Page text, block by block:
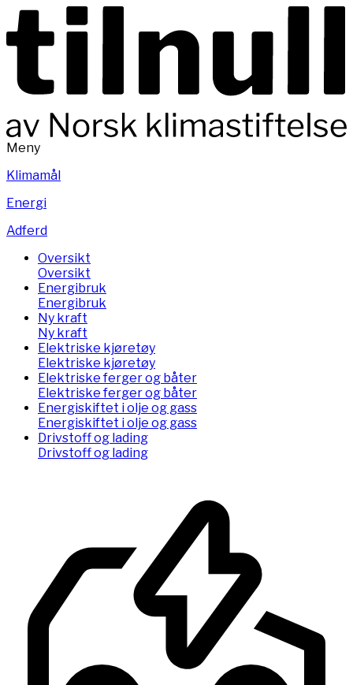
Meny
Klimamål
Energi
Adferd
Oversikt
Oversikt
Energibruk
Energibruk
Ny kraft
Ny kraft
Elektriske kjøretøy
Elektriske kjøretøy
Elektriske ferger og båter
Elektriske ferger og båter
Energiskiftet i olje og gass
Energiskiftet i olje og gass
Drivstoff og lading
Drivstoff og lading